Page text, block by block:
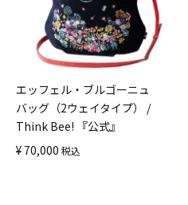
エッフェル・ブルゴーニュ
バッグ（2ウェイタイプ） /
Think Bee! 『公式』
¥ 70,000 税込